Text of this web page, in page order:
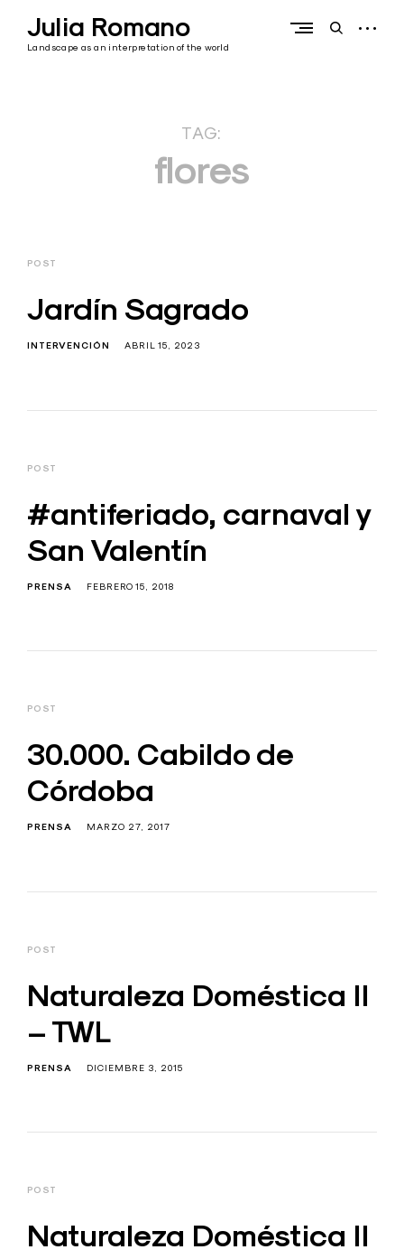
contentJulia Romano
Landscape as an interpretation of the world
openopen
TAG:
flores
POST
Jardín Sagrado
INTERVENCIÓN ABRIL 15, 2023
POST
#antiferiado, carnaval y
San Valentín
PRENSA FEBRERO 15, 2018
POST
30.000. Cabildo de
Córdoba
PRENSA MARZO 27, 2017
POST
Naturaleza Doméstica II
– TWL
PRENSA DICIEMBRE 3, 2015
POST
Naturaleza Doméstica II